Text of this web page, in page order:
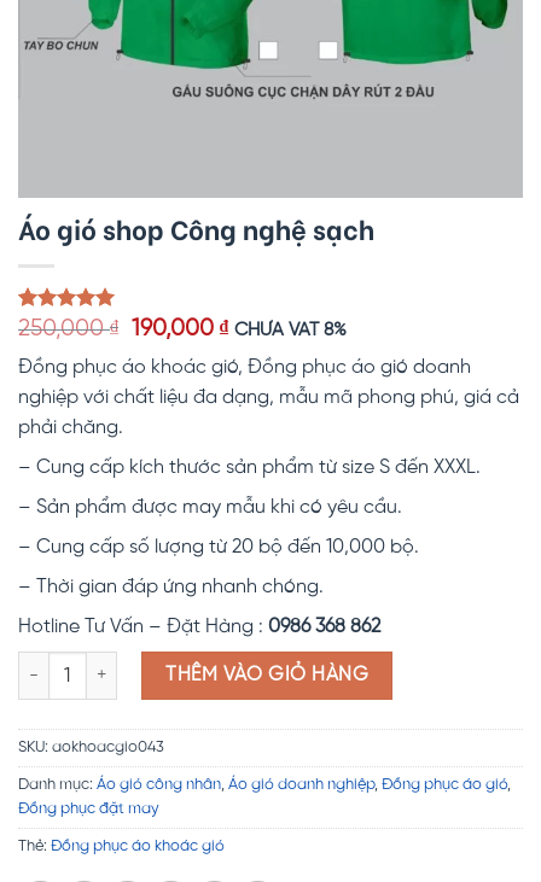
Áo gió shop Công nghệ sạch
5.00trên 5
dựa trên
1
đánh giá
250,000₫
Giá
là:
250,000 ₫.
190,000 ₫Giá
hiện
tại
là:
CHƯA VAT 8%
Đồng phục áo khoác gió, Đồng phục áo gió doanh
nghiệp với chất liệu đa dạng, mẫu mã phong phú, giá cả
phải chăng.
– Cung cấp kích thước sản phẩm từ size S đến XXXL.
– Sản phẩm được may mẫu khi có yêu cầu.
– Cung cấp số lượng từ 20 bộ đến 10,000 bộ.
– Thời gian đáp ứng nhanh chóng.
Hotline Tư Vấn – Đặt Hàng : 0986 368 862
Áo gió shop Công nghệ sạch số lượng
THÊM VÀO GIỎ HÀNG
SKU: aokhoacgio043
Danh mục: Áo gió công nhân, Áo gió doanh nghiệp, Đồng phục áo gió,
Đồng phục đặt may
Thẻ: Đồng phục áo khoác gió